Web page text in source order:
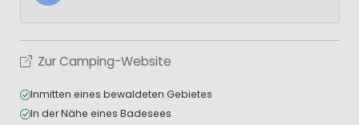
Zur Camping-Website
Inmitten eines bewaldeten Gebietes
In der Nähe eines Badesees